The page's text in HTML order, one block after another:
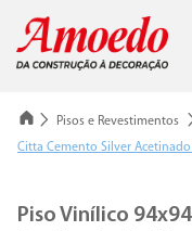
Pisos e Revestimentos
Citta Cemento Silver
Piso Vinílico